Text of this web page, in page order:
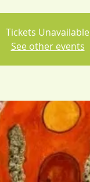
Tickets Unavailable
See other events